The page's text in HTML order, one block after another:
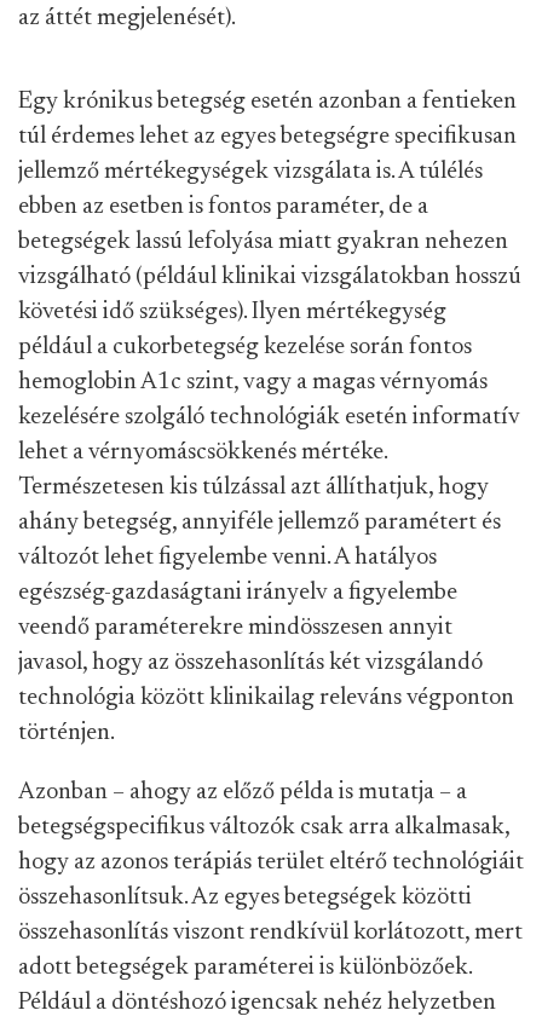
az áttét megjelenését).
Egy krónikus betegség esetén azonban a fentieken
túl érdemes lehet az egyes betegségre specifikusan
jellemző mértékegységek vizsgálata is. A túlélés
ebben az esetben is fontos paraméter, de a
betegségek lassú lefolyása miatt gyakran nehezen
vizsgálható (például klinikai vizsgálatokban hosszú
követési idő szükséges). Ilyen mértékegység
például a cukorbetegség kezelése során fontos
hemoglobin A1c szint, vagy a magas vérnyomás
kezelésére szolgáló technológiák esetén informatív
lehet a vérnyomáscsökkenés mértéke.
Természetesen kis túlzással azt állíthatjuk, hogy
ahány betegség, annyiféle jellemző paramétert és
változót lehet figyelembe venni. A hatályos
egészség-gazdaságtani irányelv a figyelembe
veendő paraméterekre mindösszesen annyit
javasol, hogy az összehasonlítás két vizsgálandó
technológia között klinikailag releváns végponton
történjen.
Azonban – ahogy az előző példa is mutatja – a
betegségspecifikus változók csak arra alkalmasak,
hogy az azonos terápiás terület eltérő technológiáit
összehasonlítsuk. Az egyes betegségek közötti
összehasonlítás viszont rendkívül korlátozott, mert
adott betegségek paraméterei is különbözőek.
Például a döntéshozó igencsak nehéz helyzetben